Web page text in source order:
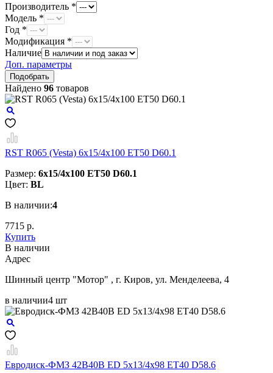
Производитель *
Модель *
Год *
Модификация *
Наличие
Доп. параметры
Найдено 96 товаров
RST R065 (Vesta) 6x15/4x100 ET50 D60.1
Размер: 6x15/4x100 ET50 D60.1
Цвет: BL
В наличии:4
7715 р.
Купить
В наличии
Aдрес
Шинный центр "Мотор" , г. Киров, ул. Менделеева, 4
в наличии4 шт
Евродиск-ФМЗ 42B40B ED 5x13/4x98 ЕТ40 D58.6